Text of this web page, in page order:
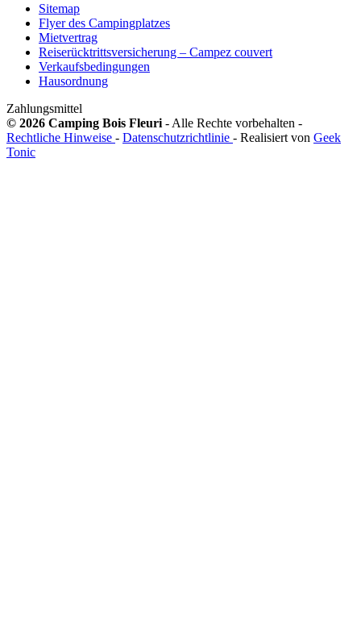
Sitemap
Flyer des Campingplatzes
Mietvertrag
Reiserücktrittsversicherung – Campez couvert
Verkaufsbedingungen
Hausordnung
Zahlungsmittel
© 2026 Camping Bois Fleuri - Alle Rechte vorbehalten -
Rechtliche Hinweise - Datenschutzrichtlinie - Realisiert von Geek
Tonic